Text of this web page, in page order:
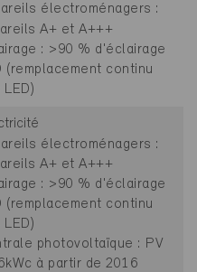
électroménagers :
A+ et A+++
: >90 % d'éclairage
(remplacement continu
LED)
électroménagers :
A+ et A+++
: >90 % d'éclairage
(remplacement continu
LED)
photovoltaïque : PV
à partir de 2016